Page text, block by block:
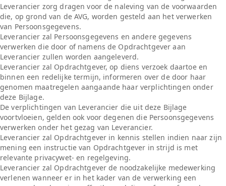
Leverancier zorg dragen voor de naleving van de voorwaarden
die, op grond van de AVG, worden gesteld aan het verwerken
van Persoonsgegevens.
Leverancier zal Persoonsgegevens en andere gegevens
verwerken die door of namens de Opdrachtgever aan
Leverancier zullen worden aangeleverd.
Leverancier zal Opdrachtgever, op diens verzoek daartoe en
binnen een redelijke termijn, informeren over de door haar
genomen maatregelen aangaande haar verplichtingen onder
deze Bijlage.
De verplichtingen van Leverancier die uit deze Bijlage
voortvloeien, gelden ook voor degenen die Persoonsgegevens
verwerken onder het gezag van Leverancier.
Leverancier zal Opdrachtgever in kennis stellen indien naar zijn
mening een instructie van Opdrachtgever in strijd is met
relevante privacywet- en regelgeving.
Leverancier zal Opdrachtgever de noodzakelijke medewerking
verlenen wanneer er in het kader van de verwerking een